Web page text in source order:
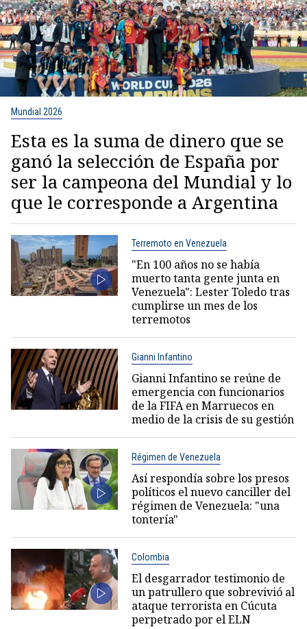
Mundial 2026
Esta es la suma de dinero que se
ganó la selección de España por
ser la campeona del Mundial y lo
que le corresponde a Argentina
Terremoto en Venezuela
"En 100 años no se había
muerto tanta gente junta en
Venezuela": Lester Toledo tras
cumplirse un mes de los
terremotos
Gianni Infantino
Gianni Infantino se reúne de
emergencia con funcionarios
de la FIFA en Marruecos en
medio de la crisis de su gestión
Régimen de Venezuela
Así respondía sobre los presos
políticos el nuevo canciller del
régimen de Venezuela: "una
tontería"
Colombia
El desgarrador testimonio de
un patrullero que sobrevivió al
ataque terrorista en Cúcuta
perpetrado por el ELN